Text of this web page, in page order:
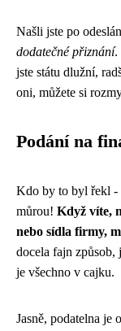
Našli jste po
dodatečné přiznání.
jste státu dlužní,
oni, můžete si
Podání na
Kdo by to byl řekl -
můrou! Když víte,
nebo sídla firmy,
docela fajn způsob,
je všechno v cajku.
Jasně, podatelna je